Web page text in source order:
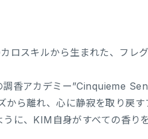
ロスキルから生まれた、フレグ
香アカデミー”Cinquieme
ら離れ、心に静寂を取り戻す
に、KIM自身がすべての香り